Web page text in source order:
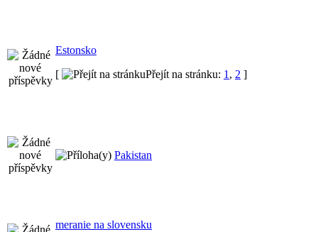
Estonsko
[
Přejít na stránku: 1 , 2 ]
Pakistan
meranie na slovensku